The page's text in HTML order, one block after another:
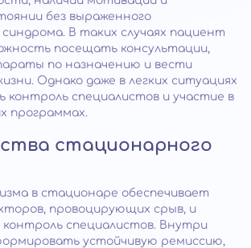
без выраженного
В таких случаях пациент
посещать консультации,
по назначению и вести
Однако даже в легких ситуациях
контроль специалистов и участие в
программах.
стационарного
в стационаре обеспечивает
провоцирующих срыв, и
контроль специалистов. Внутри
устойчивую ремиссию,